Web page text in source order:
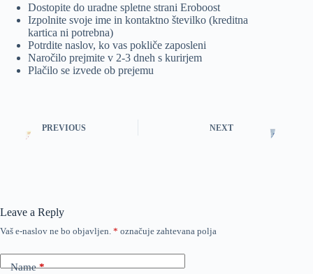
Dostopite do uradne spletne strani Eroboost
Izpolnite svoje ime in kontaktno številko (kreditna
kartica ni potrebna)
Potrdite naslov, ko vas pokliče zaposleni
Naročilo prejmite v 2-3 dneh s kurirjem
Plačilo se izvede ob prejemu
PREVIOUS NEXT
Leave a Reply
Vaš e-naslov ne bo objavljen. * označuje zahtevana polja
Name*